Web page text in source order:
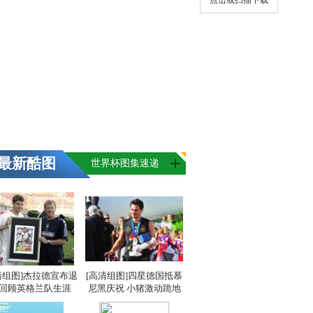
新酷图 世界杯图集速递
图]杰拉德宣布退
顾英格兰队生涯
[高清组图]四星德国抵慕
尼黑庆祝 小猪激动跪地